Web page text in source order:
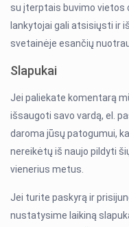
su įterptais buvimo vietos
lankytojai gali atsisiųsti ir
svetainėje esančių
Slapukai
Jei paliekate komentarą
išsaugoti savo vardą, el.
daroma jūsų patogumui,
nereikėtų iš naujo pildyti
vienerius metus.
Jei turite paskyrą ir
nustatysime laikiną